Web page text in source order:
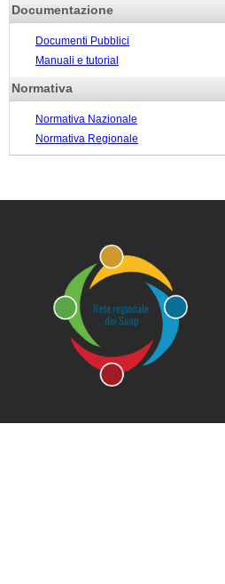
Documentazione
Documenti Pubblici
Manuali e tutorial
Normativa
Normativa Nazionale
Normativa Regionale